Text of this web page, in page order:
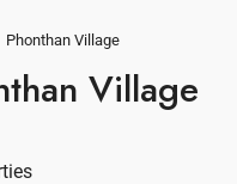
Phonthan Village
Village